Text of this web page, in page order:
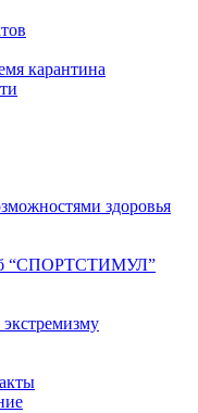
карантина
здоровья
“СПОРТСТИМУЛ”